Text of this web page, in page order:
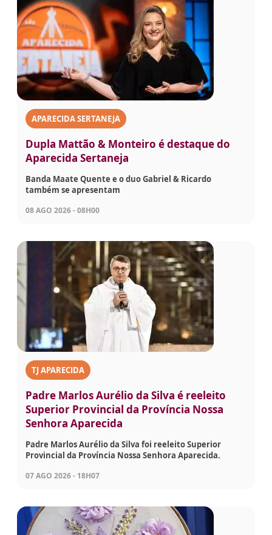
APARECIDA SERTANEJA
Dupla Mattão & Monteiro é destaque do
Aparecida Sertaneja
Banda Maate Quente e o duo Gabriel & Ricardo
também se apresentam
08 AGO 2026 - 08H00
TJ APARECIDA
Padre Marlos Aurélio da Silva é reeleito
Superior Provincial da Província Nossa
Senhora Aparecida
Padre Marlos Aurélio da Silva foi reeleito Superior
Provincial da Província Nossa Senhora Aparecida.
07 AGO 2026 - 18H07